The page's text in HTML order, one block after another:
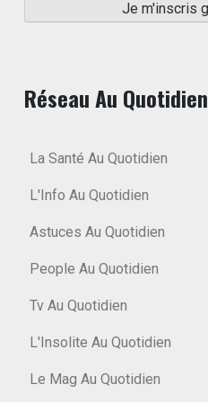
Réseau Au Quotidien
La Santé Au Quotidien
L'Info Au Quotidien
Astuces Au Quotidien
People Au Quotidien
Tv Au Quotidien
L'Insolite Au Quotidien
Le Mag Au Quotidien